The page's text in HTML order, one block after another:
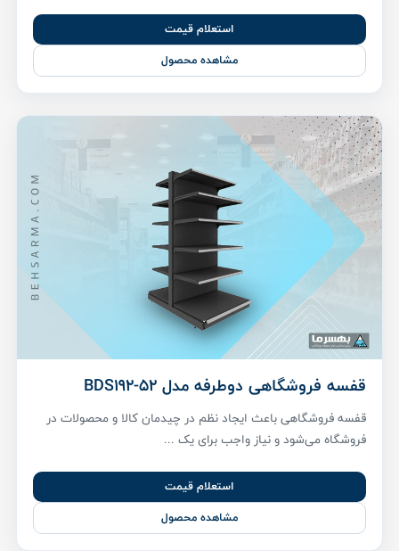
استعلام قیمت
مشاهده محصول
قفسه فروشگاهی دوطرفه مدل BDS192-52
قفسه فروشگاهی باعث ایجاد نظم در چیدمان کالا و محصولات در
فروشگاه می‌شود و نیاز واجب برای یک ...
استعلام قیمت
مشاهده محصول